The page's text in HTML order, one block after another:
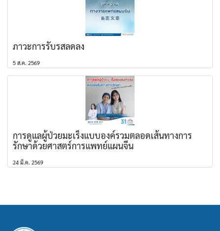
ภาวะการรับรสลดลง
5 ส.ค. 2569
การดูแลผู้ป่วยมะเร็งแบบองค์รวมตลอดเส้นทางการ
รักษาด้วยศาสตร์การแพทย์แผนจีน
24 มี.ค. 2569